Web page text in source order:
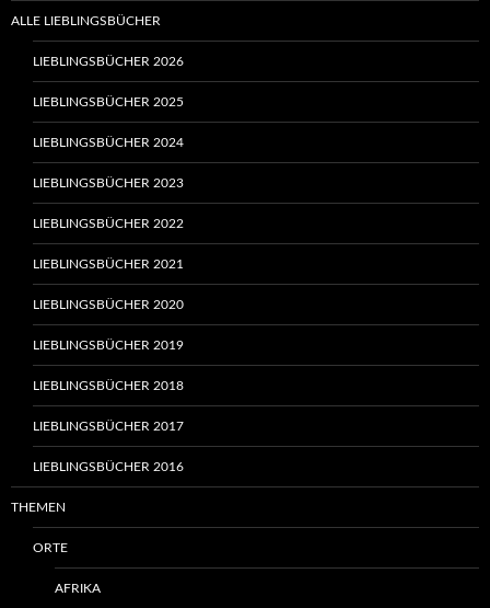
ALLE LIEBLINGSBÜCHER
LIEBLINGSBÜCHER 2026
LIEBLINGSBÜCHER 2025
LIEBLINGSBÜCHER 2024
LIEBLINGSBÜCHER 2023
LIEBLINGSBÜCHER 2022
LIEBLINGSBÜCHER 2021
LIEBLINGSBÜCHER 2020
LIEBLINGSBÜCHER 2019
LIEBLINGSBÜCHER 2018
LIEBLINGSBÜCHER 2017
LIEBLINGSBÜCHER 2016
THEMEN
ORTE
AFRIKA